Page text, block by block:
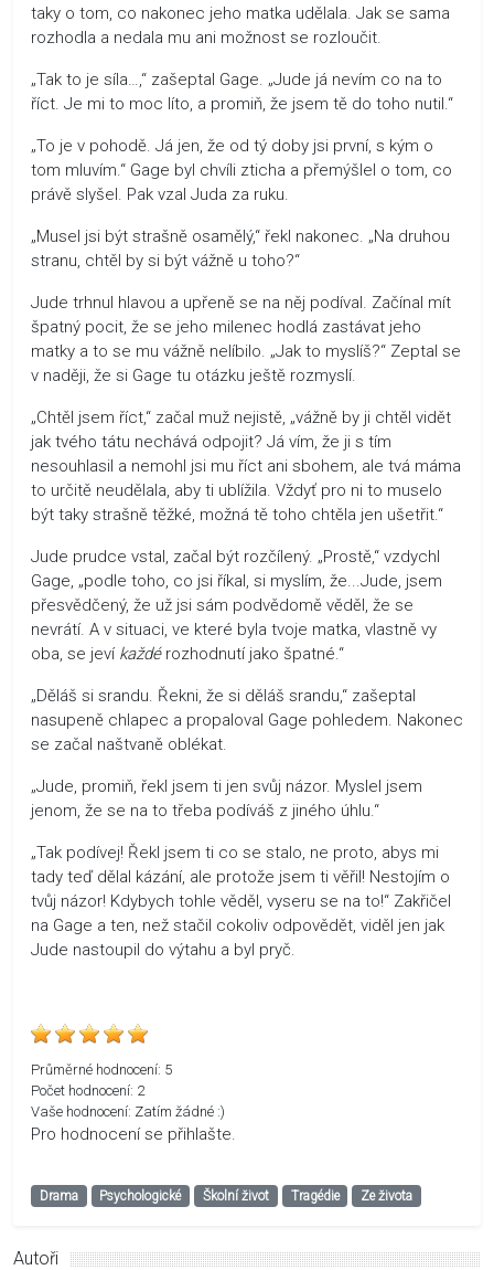
taky o tom, co nakonec jeho matka udělala. Jak se sama
rozhodla a nedala mu ani možnost se rozloučit.
„Tak to je síla…,“ zašeptal Gage. „Jude já nevím co na to
říct. Je mi to moc líto, a promiň, že jsem tě do toho nutil.“
„To je v pohodě. Já jen, že od tý doby jsi první, s kým o
tom mluvím.“ Gage byl chvíli zticha a přemýšlel o tom, co
právě slyšel. Pak vzal Juda za ruku.
„Musel jsi být strašně osamělý,“ řekl nakonec. „Na druhou
stranu, chtěl by si být vážně u toho?“
Jude trhnul hlavou a upřeně se na něj podíval. Začínal mít
špatný pocit, že se jeho milenec hodlá zastávat jeho
matky a to se mu vážně nelíbilo. „Jak to myslíš?“ Zeptal se
v naději, že si Gage tu otázku ještě rozmyslí.
„Chtěl jsem říct,“ začal muž nejistě, „vážně by ji chtěl vidět
jak tvého tátu nechává odpojit? Já vím, že ji s tím
nesouhlasil a nemohl jsi mu říct ani sbohem, ale tvá máma
to určitě neudělala, aby ti ublížila. Vždyť pro ni to muselo
být taky strašně těžké, možná tě toho chtěla jen ušetřit.“
Jude prudce vstal, začal být rozčílený. „Prostě,“ vzdychl
Gage, „podle toho, co jsi říkal, si myslím, že...Jude, jsem
přesvědčený, že už jsi sám podvědomě věděl, že se
nevrátí. A v situaci, ve které byla tvoje matka, vlastně vy
oba, se jeví každé rozhodnutí jako špatné.“
„Děláš si srandu. Řekni, že si děláš srandu,“ zašeptal
nasupeně chlapec a propaloval Gage pohledem. Nakonec
se začal naštvaně oblékat.
„Jude, promiň, řekl jsem ti jen svůj názor. Myslel jsem
jenom, že se na to třeba podíváš z jiného úhlu.“
„Tak podívej! Řekl jsem ti co se stalo, ne proto, abys mi
tady teď dělal kázání, ale protože jsem ti věřil! Nestojím o
tvůj názor! Kdybych tohle věděl, vyseru se na to!“ Zakřičel
na Gage a ten, než stačil cokoliv odpovědět, viděl jen jak
Jude nastoupil do výtahu a byl pryč.
Průměrné hodnocení: 5
Počet hodnocení: 2
Vaše hodnocení: Zatím žádné :)
Pro hodnocení se přihlašte.
Drama Psychologické Školní život Tragédie Ze života
Autoři